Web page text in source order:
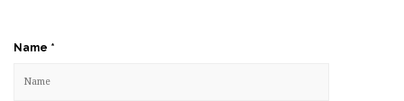
Name *